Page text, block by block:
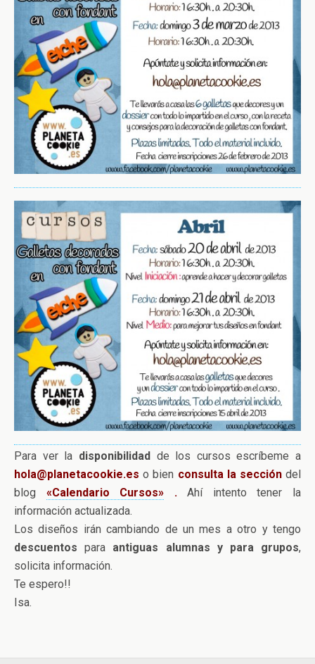
Para ver la disponibilidadde los cursos escríbeme a
hola@planetacookie.es o bien consulta la seccióndel
blog «Calendario Cursos» .Ahí intento tener la
información actualizada.
Los diseños irán cambiando de un mes a otro y tengo
descuentos para antiguas alumnas y para grupos,
solicita información.
Te espero!!
Isa.